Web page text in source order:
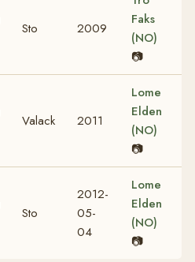
Sto 2009
Faks
(NO)
📷
Valack 2011
Lome
Elden
(NO)
📷
Sto
2012-
05-
04
Lome
Elden
(NO)
📷